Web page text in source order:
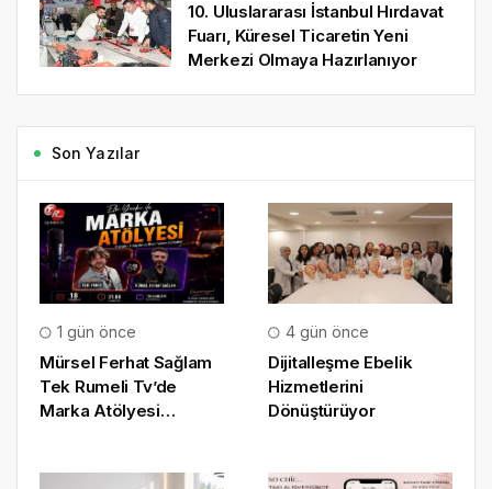
10. Uluslararası İstanbul Hırdavat
Fuarı, Küresel Ticaretin Yeni
Merkezi Olmaya Hazırlanıyor
Son Yazılar
1 gün önce
Mürsel Ferhat Sağlam
Tek Rumeli Tv’de
Marka Atölyesi
4 gün önce
Dijitalleşme Ebelik
Hizmetlerini
Dönüştürüyor